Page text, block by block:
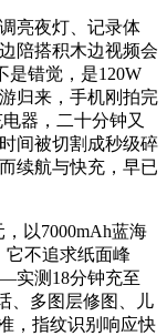
亮夜灯、记录体
陪搭积木边视频会
错觉，是120W
归来，手机刚拍完
器，二十分钟又
间被切割成秒级碎
续航与快充，早已
以7000mAh蓝海
它不追求纸面峰
实测18分钟充至
、多图层修图、儿
，指纹识别响应快